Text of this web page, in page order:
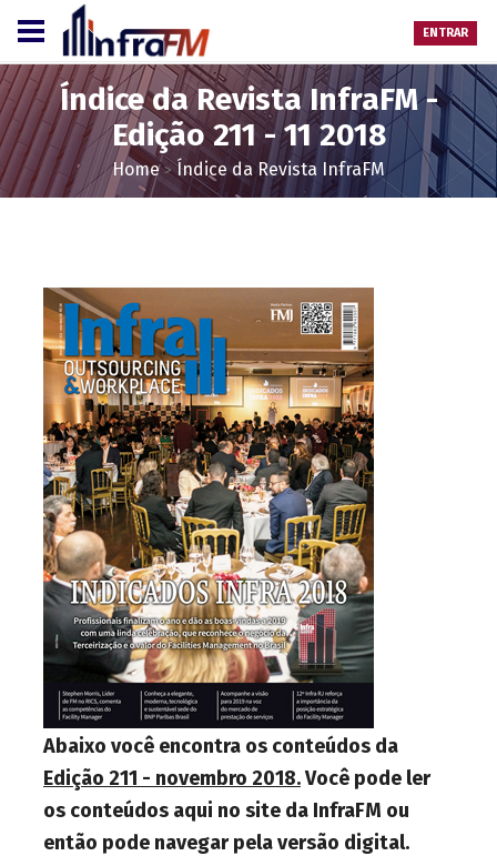
ENTRAR
Índice da Revista InfraFM -
Edição 211 - 11 2018
Home>Índice da Revista InfraFM
Abaixo você encontra os conteúdos da
Edição 211 - novembro 2018.Você pode ler
os conteúdos aqui no site da InfraFM ou
então pode navegar pela versão digital.